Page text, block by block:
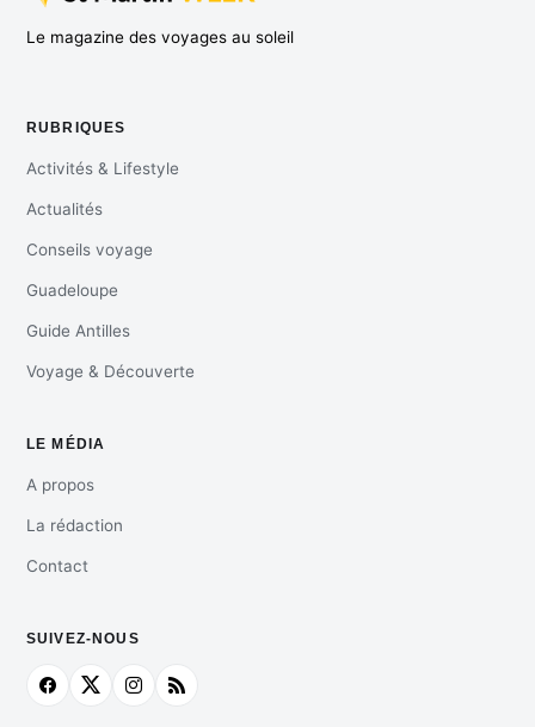
Le magazine des voyages au soleil
RUBRIQUES
Activités & Lifestyle
Actualités
Conseils voyage
Guadeloupe
Guide Antilles
Voyage & Découverte
LE MÉDIA
A propos
La rédaction
Contact
SUIVEZ-NOUS